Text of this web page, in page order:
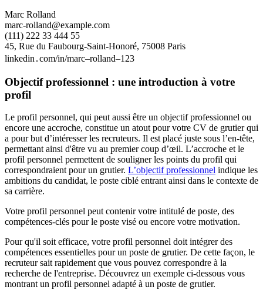
Marc Rolland
marc-rolland@example.com
(111) 222 33 444 55
45, Rue du Faubourg-Saint-Honoré, 75008 Paris
linkedin․com/in/marc–rolland–123
Objectif professionnel : une introduction à votre
profil
Le profil personnel, qui peut aussi être un objectif professionnel ou
encore une accroche, constitue un atout pour votre CV de grutier qui
a pour but d’intéresser les recruteurs. Il est placé juste sous l’en-tête,
permettant ainsi d'être vu au premier coup d’œil. L’accroche et le
profil personnel permettent de souligner les points du profil qui
correspondraient pour un grutier. L’objectif professionnel indique les
ambitions du candidat, le poste ciblé entrant ainsi dans le contexte de
sa carrière.
Votre profil personnel peut contenir votre intitulé de poste, des
compétences-clés pour le poste visé ou encore votre motivation.
Pour qu'il soit efficace, votre profil personnel doit intégrer des
compétences essentielles pour un poste de grutier. De cette façon, le
recruteur sait rapidement que vous pouvez correspondre à la
recherche de l'entreprise. Découvrez un exemple ci-dessous vous
montrant un profil personnel adapté à un poste de grutier.